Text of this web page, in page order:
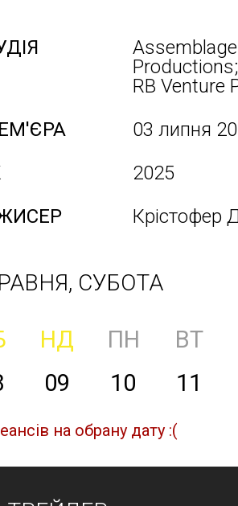
RB Venture
03 липня
2025
Крістофер
СУБОТА
НД ПН ВТ
09 10 11
на обрану дату :(